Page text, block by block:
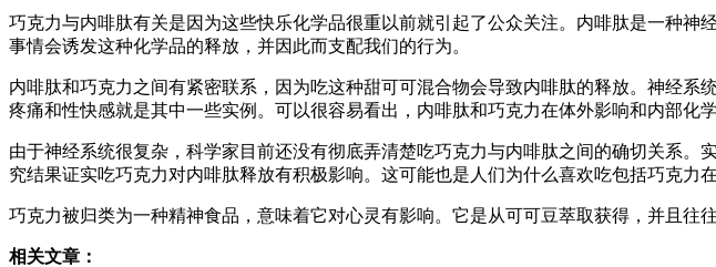
巧克力与内啡肽有关是因为这些快乐化学品很重以前就引起了公众关注。内啡肽是一种
事情会诱发这种化学品的释放，并因此而支配我们的行为。
内啡肽和巧克力之间有紧密联系，因为吃这种甜可可混合物会导致内啡肽的释放。神经
疼痛和性快感就是其中一些实例。可以很容易看出，内啡肽和巧克力在体外影响和内部化
由于神经系统很复杂，科学家目前还没有彻底弄清楚吃巧克力与内啡肽之间的确切关系
究结果证实吃巧克力对内啡肽释放有积极影响。这可能也是人们为什么喜欢吃包括巧克力
巧克力被归类为一种精神食品，意味着它对心灵有影响。它是从可可豆萃取获得，并且往
相关文章：